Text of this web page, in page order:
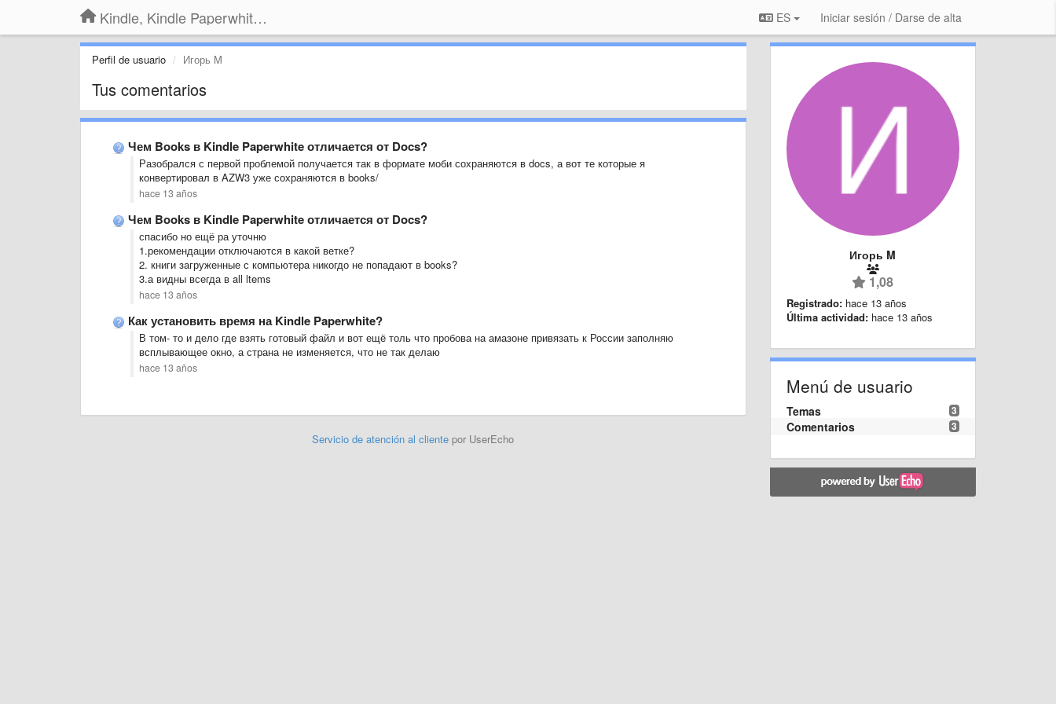
Kindle, Kindle Paperwhite, Kindle Voyage ES Iniciar sesión / Darse de alta
Perfil de usuario Игорь M
Tus comentarios
Чем Books в Kindle Paperwhite отличается от Docs?
Разобрался с первой проблемой получается так в формате моби сохраняются в docs, а вот те которые я
конвертировал в AZW3 уже сохраняются в books/
hace 13 años
Чем Books в Kindle Paperwhite отличается от Docs?
спасибо но ещё ра уточню
1.рекомендации отключаются в какой ветке?
2. книги загруженные с компьютера никогдо не попадают в books?
3.а видны всегда в all ltems
hace 13 años
Как установить время на Kindle Paperwhite?
В том- то и дело где взять готовый файл и вот ещё толь что пробова на амазоне привязать к России заполняю
всплывающее окно, а страна не изменяется, что не так делаю
hace 13 años
Servicio de atención al clientepor UserEcho
Игорь M
1,08
Registrado: hace 13 años
Última actividad: hace 13 años
Menú de usuario
3
Temas
3
Comentarios